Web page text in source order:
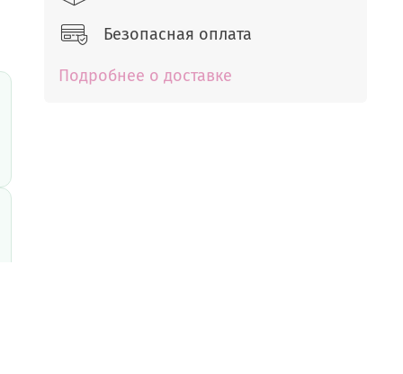
Безопасная оплата
Подробнее о доставке